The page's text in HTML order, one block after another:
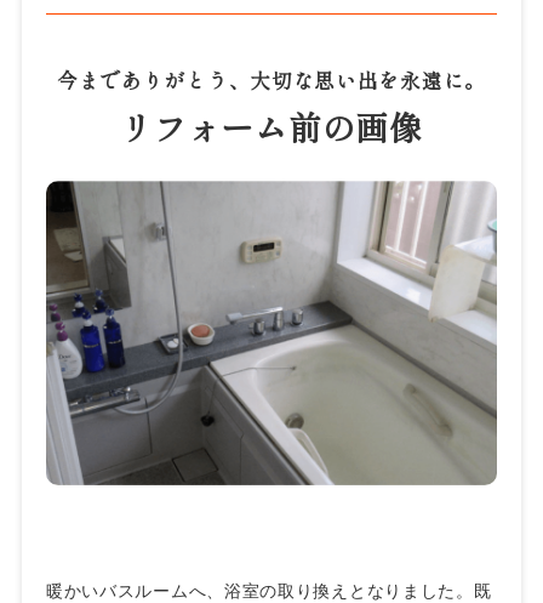
今までありがとう、大切な思い出を永遠に。
リフォーム前の画像
暖かいバスルームへ、浴室の取り換えとなりました。既